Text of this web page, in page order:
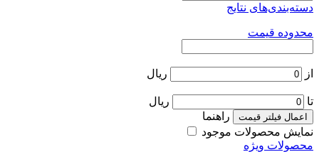
دسته‌بندی‌های نتایج
محدوده قیمت
از ریال
تا ریال
اعمال فیلتر قیمت
راهنما
نمایش محصولات موجود
محصولات ویژه